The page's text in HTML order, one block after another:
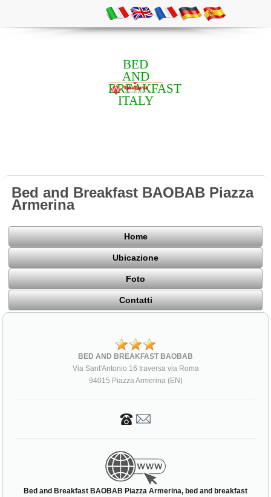
BED
AND
BREAKFAST
ITALY
Bed and Breakfast BAOBAB Piazza
Armerina
Home
Ubicazione
Foto
Contatti
BED AND BREAKFAST BAOBAB
Via Sant'Antonio 16 traversa via Roma
94015 Piazza Armerina (EN)
Bed and Breakfast BAOBAB Piazza Armerina, bed and breakfast